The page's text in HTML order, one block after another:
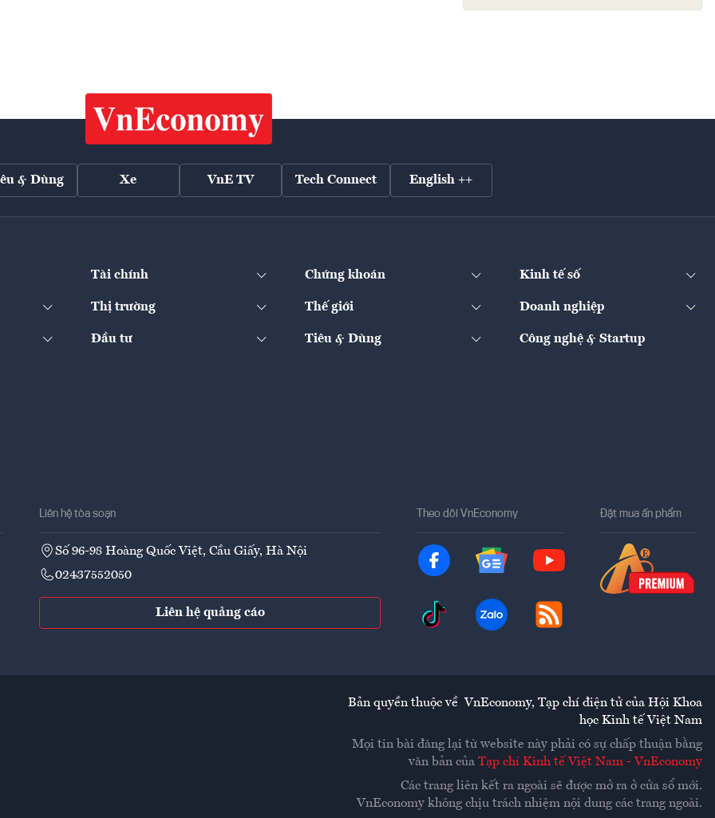
& Dùng Xe VnE TV Tech Connect English ++
Tài chính Chứng khoán Kinh tế số
Thị trường Thế giới Doanh nghiệp
Đầu tư Tiêu & Dùng Công nghệ & Startup
Liên hệ tòa soạn
Số 96-98 Hoàng Quốc Việt, Cầu Giấy, Hà Nội
02437552050
Liên hệ quảng cáo
Theo dõi VnEconomy Đặt mua ấn phẩm
Bản quyền thuộc về VnEconomy, Tạp chí điện tử của Hội Khoa
học Kinh tế Việt Nam
Mọi tin bài đăng lại từ website này phải có sự chấp thuận bằng
văn bản của Tạp chí Kinh tế Việt Nam - VnEconomy
Các trang liên kết ra ngoài sẽ được mở ra ở cửa sổ mới.
VnEconomy không chịu trách nhiệm nội dung các trang ngoài.